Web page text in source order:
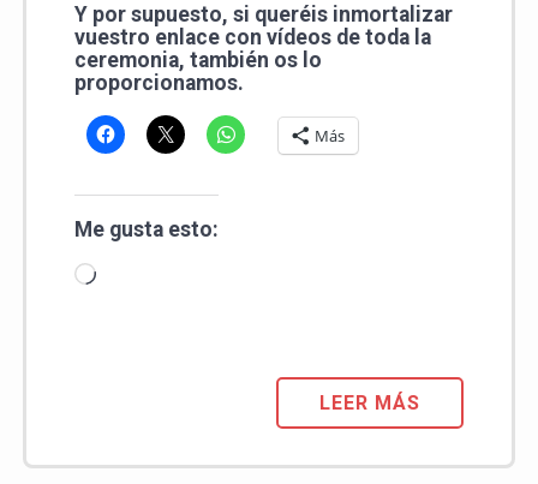
Y por supuesto, si queréis inmortalizar
vuestro enlace con vídeos de toda la
ceremonia, también os lo
proporcionamos.
Más
Me gusta esto:
Cargando...
LEER MÁS